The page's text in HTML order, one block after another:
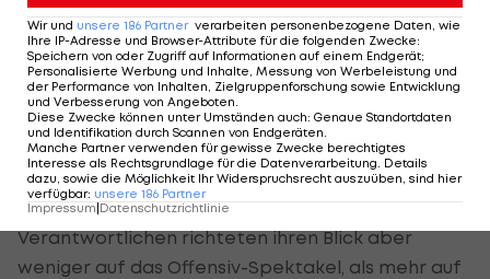
bei den Bayern brilliert hatte. "Das ist ein großer
Vergleich, das ist noch ein langer Weg. Robben
war einer der Besten der Welt auf seiner Position",
sagte Kane. "Aber Michael genießt seinen Fußball,
genießt seine Zeit in München. Er war heute
fantastisch."
Das sahen auch Kompany und Eberl so. Die
Verantwortlichen richteten ihren Blick aber
weniger auf das Offensiv-Spektakel, als mehr auf
Wir und unsere 186 Partner verarbeiten personenbezogene Daten, wie
Ihre IP-Adresse und Browser-Attribute für die folgenden Zwecke:
Speichern von oder Zugriff auf Informationen auf einem Endgerät;
Personalisierte Werbung und Inhalte, Messung von Werbeleistung und
der Performance von Inhalten, Zielgruppenforschung sowie Entwicklung
und Verbesserung von Angeboten
Diese Zwecke können unter Umständen auch: Genaue Standortdaten
und Identifikation durch Scannen von Endgeräten
Manche Partner verwenden für gewisse Zwecke berechtigtes
Interesse als Rechtsgrundlage für die Datenverarbeitung. Details
dazu, sowie die Möglichkeit Ihr Widerspruchsrecht auszuüben, sind hier
verfügbar: unsere 186 Partner
Impressum|Datenschutzrichtlinie